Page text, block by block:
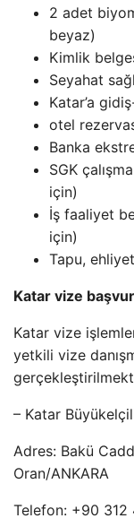
2 adet
beyaz)
Kimlik
Seyahat
Katar’a
otel
Banka
SGK
için)
İş faaliyet
için)
Tapu,
Katar vize
Katar vize
yetkili vize
– Katar
Adres: Bakü
Oran/ANKARA
Telefon: +90 312